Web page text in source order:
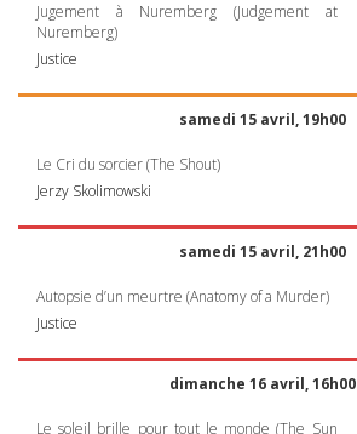
Jugement à Nuremberg (Judgement at
Nuremberg)
Justice
samedi 15 avril, 19h00
Le Cri du sorcier (The Shout)
Jerzy Skolimowski
samedi 15 avril, 21h00
Autopsie d’un meurtre (Anatomy of a Murder)
Justice
dimanche 16 avril, 16h00
Le soleil brille pour tout le monde (The Sun